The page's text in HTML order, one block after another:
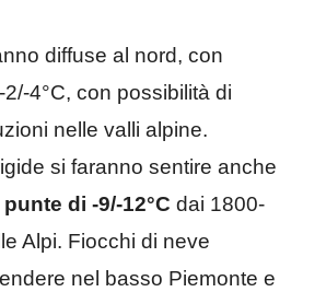
diffuse al nord, con
4°C, con possibilità di
nelle valli alpine.
si faranno sentire anche
di -9/-12°C dai 1800-
Alpi. Fiocchi di neve
nel basso Piemonte e